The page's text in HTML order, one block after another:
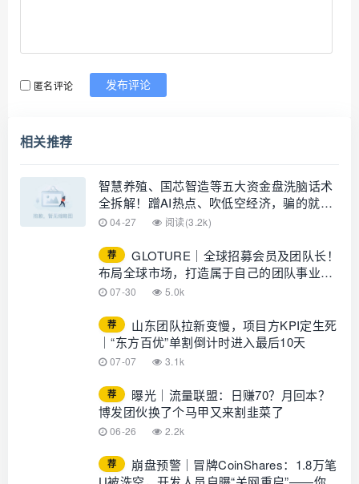
匿名评论 发布评论
相关推荐
智慧养殖、国芯智造等五大资金盘洗脑话术
全拆解！蹭AI热点、吹低空经济，骗的就是
你信了这些假风口！
04-27 阅读(3.2k)
荐
GLOTURE｜全球招募会员及团队长！
布局全球市场，打造属于自己的团队事业，
想增加收入？想打造团队？加入
07-30 5.0k
荐
山东团队拉新变慢，项目方KPI定生死
｜“东方百优”单割倒计时进入最后10天
07-07 3.1k
荐
曝光｜流量联盟：日赚70？月回本？
博发团伙换了个马甲又来割韭菜了
06-26 2.2k
荐
崩盘预警｜冒牌CoinShares：1.8万笔